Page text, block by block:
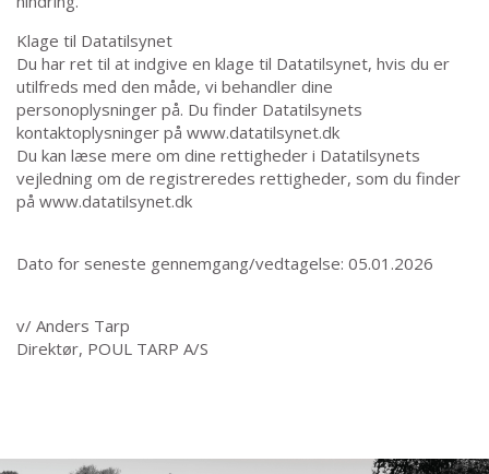
Klage til Datatilsynet
Du har ret til at indgive en klage til Datatilsynet, hvis du er
utilfreds med den måde, vi behandler dine
personoplysninger på. Du finder Datatilsynets
kontaktoplysninger på www.datatilsynet.dk
Du kan læse mere om dine rettigheder i Datatilsynets
vejledning om de registreredes rettigheder, som du finder
på www.datatilsynet.dk
Dato for seneste gennemgang/vedtagelse: 05.01.2026
v/ Anders Tarp
Direktør, POUL TARP A/S